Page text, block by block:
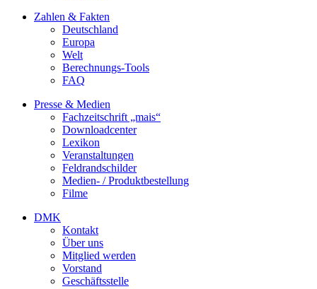
Zahlen & Fakten
Deutschland
Europa
Welt
Berechnungs-Tools
FAQ
Presse & Medien
Fachzeitschrift „mais“
Downloadcenter
Lexikon
Veranstaltungen
Feldrandschilder
Medien- / Produktbestellung
Filme
DMK
Kontakt
Über uns
Mitglied werden
Vorstand
Geschäftsstelle